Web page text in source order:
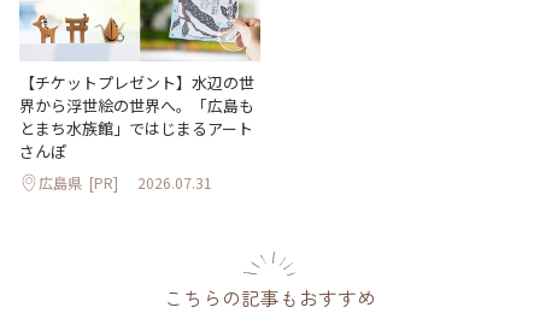
【チケットプレゼント】水辺の世
界から浮世絵の世界へ。「広島も
とまち水族館」ではじまるアート
さんぽ
広島県 [PR] 2026.07.31
こちらの記事もおすすめ